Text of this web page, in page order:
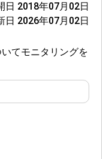
日 2018年07月02日
日 2026年07月02日
てモニタリングを